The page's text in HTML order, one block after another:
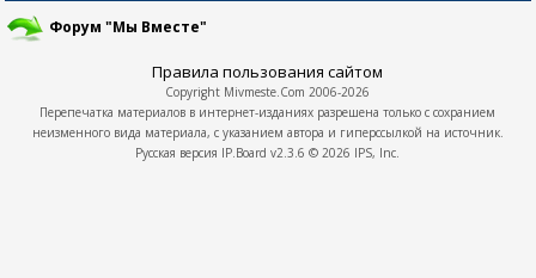
Форум "Мы Вместе"
Правила пользования сайтом
Copyright Mivmeste.Com 2006-2026
Перепечатка материалов в интернет-изданиях разрешена только с сохранием
неизменного вида материала, с указанием автора и гиперссылкой на источник.
Русская версия IP.Board v2.3.6 © 2026 IPS, Inc.